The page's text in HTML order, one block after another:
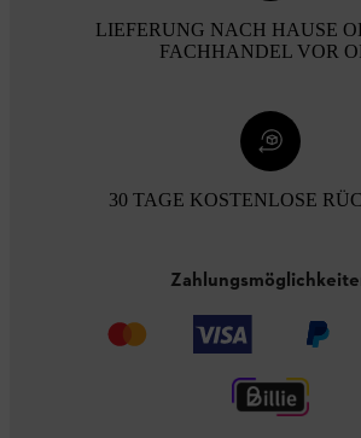
LIEFERUNG NACH HAUSE
FACHHANDEL VOR
30 TAGE KOSTENLOSE